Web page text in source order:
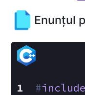
Enunțul
#include